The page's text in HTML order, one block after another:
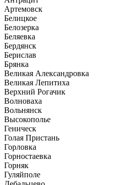
Артемовск
Белицкое
Белозерка
Беляевка
Бердянск
Берислав
Брянка
Великая Александровка
Великая Лепитиха
Верхний Рогачик
Волноваха
Вольнянск
Высокополье
Геническ
Голая Пристань
Горловка
Горностаевка
Горняк
Гуляйполе